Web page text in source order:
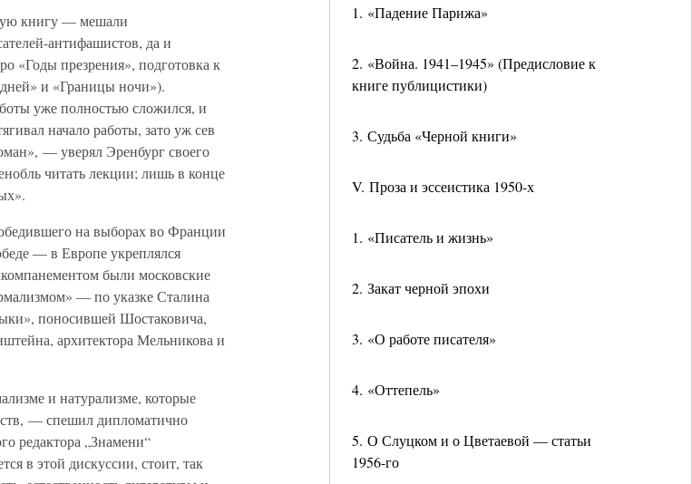
1. «Падение Парижа»
2. «Война. 1941–1945» (Предисловие к
книге публицистики)
3. Судьба «Черной книги»
V. Проза и эссеистика 1950-х
1. «Писатель и жизнь»
2. Закат черной эпохи
3. «О работе писателя»
4. «Оттепель»
5. О Слуцком и о Цветаевой — статьи
1956-го
книгу — мешали
антифашистов, да и
«Годы презрения», подготовка к
и «Границы ночи»).
уже полностью сложился, и
начало работы, зато уж сев
— уверял Эренбург своего
читать лекции; лишь в конце
на выборах во Франции
— в Европе укреплялся
были московские
— по указке Сталина
поносившей Шостаковича,
архитектора Мельникова и
и натурализме, которые
— спешил дипломатично
редактора „Знамени“
в этой дискуссии, стоит, так